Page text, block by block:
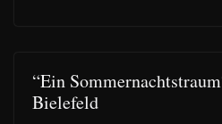
“Ein
Bielefeld